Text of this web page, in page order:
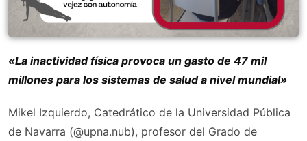
«La inactividad física provoca un gasto de 47 mil
millones para los sistemas de salud a nivel mundial»
Mikel Izquierdo, Catedrático de la Universidad Pública
de Navarra (@upna.nub), profesor del Grado de